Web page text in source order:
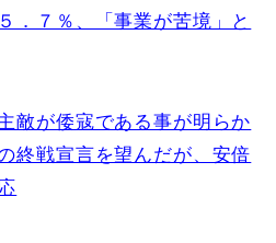
．７％、「事業が苦境」と
敵が倭寇である事が明らか
終戦宣言を望んだが、安倍